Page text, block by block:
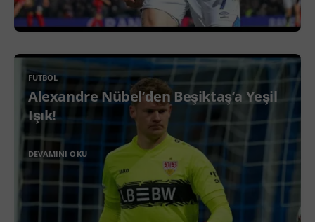
FUTBOL
Alexandre Nübel’den Beşiktaş’a Yeşil
Işık!
DEVAMINI OKU